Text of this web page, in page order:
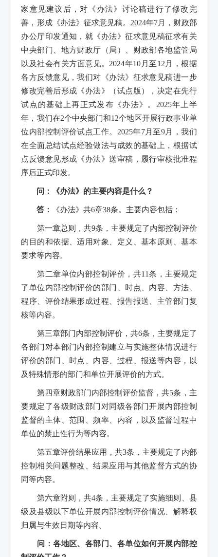
家意见建议后，对《办法》讨论稿进行了修改完
善，形成《办法》征求意见稿。2024年7月，财政部
办公厅印发通知，就《办法》征求意见稿征求有关
中央部门、地方财政厅（局）、财政部各地监管局
以及社会有关方面意见。2024年10月至12月，根据
各方反馈意见，我们对《办法》征求意见稿进一步
修改完善后形成《办法》（试点版），决定在先行
试点的基础上再正式发布《办法》。2025年上半
年，我们在2个中央部门和12个地区开展行政事业单
位内部控制评价试点工作。2025年7月至9月，我们
在全面总结试点经验做法与成效的基础上，根据试
点反馈意见形成《办法》送审稿，履行审核批准程
序后正式印发。
问：《办法》的主要内容是什么？
答： 《办法》共6章38条。主要内容包括：
第一章总则，共9条，主要规定了内部控制评价
的目的和依据、适用对象、定义、基本原则、基本
要求等内容。
第二章单位内部控制评价，共11条，主要规定
了单位内部控制评价的部门、时点、内容、方法、
程序、评价结果形成过程、报告报送、主管部门复
核等内容。
第三章部门内部控制评价，共6条，主要规定了
各部门对本部门内部控制建立与实施整体情况进行
评价的部门、时点、内容、过程、报送等内容，以
及特殊情形的部门和单位开展评价的方式。
第四章财政部门内部控制评价监督，共5条，主
要规定了各级财政部门对同级各部门开展内部控制
监督的主体、范围、频率、内容，以及监督过程中
单位的禁止性行为等内容。
第五章评价结果应用，共3条，主要规定了内部
控制相关问题整改、结果应用与其他监督方式的协
同等内容。
第六章附则，共4条，主要规定了实施细则、县
级及县级以下单位开展内部控制评价情况、解释权
归属与生效日期等内容。
问：各地区、各部门、各单位如何开展内部控